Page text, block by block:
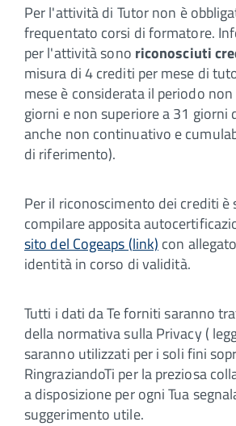
Per l'attività di Tutor non è
frequentato corsi di formatore.
per l'attività sono riconosciuti
misura di 4 crediti per mese di
mese è considerata il periodo
giorni e non superiore a 31 giorni
anche non continuativo e
di riferimento).
Per il riconoscimento dei crediti
compilare apposita
sito del Cogeaps (link) con
identità in corso di validità.
Tutti i dati da Te forniti saranno
della normativa sulla Privacy (
saranno utilizzati per i soli fini
RingraziandoTi per la preziosa
a disposizione per ogni Tua
suggerimento utile.